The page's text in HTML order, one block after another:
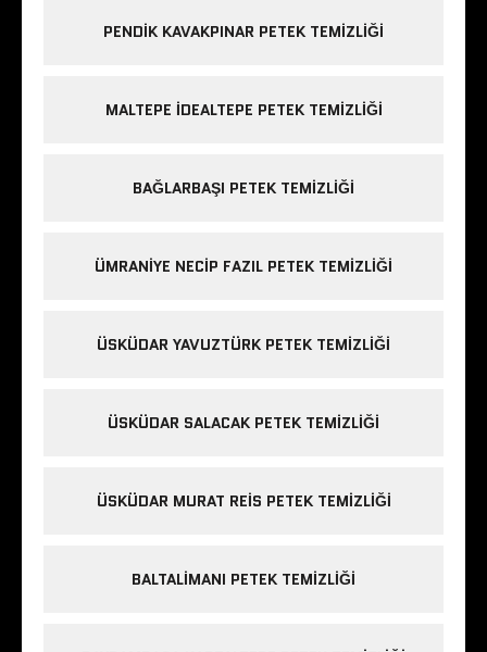
PENDIK KAVAKPINAR PETEK TEMIZLIĞI
MALTEPE IDEALTEPE PETEK TEMIZLIĞI
BAĞLARBAŞI PETEK TEMIZLIĞI
ÜMRANIYE NECIP FAZIL PETEK TEMIZLIĞI
ÜSKÜDAR YAVUZTÜRK PETEK TEMIZLIĞI
ÜSKÜDAR SALACAK PETEK TEMIZLIĞI
ÜSKÜDAR MURAT REIS PETEK TEMIZLIĞI
BALTALIMANI PETEK TEMIZLIĞI